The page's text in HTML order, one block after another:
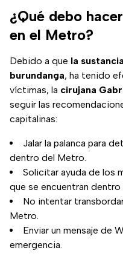
¿Qué debo
en el Metro?
Debido a que la
burundanga, ha tenido
víctimas, la cirujana
seguir las
capitalinas:
Jalar la palanca para
dentro del Metro.
Solicitar ayuda de los
que se encuentran
No intentar
Metro.
Enviar un mensaje de
emergencia.